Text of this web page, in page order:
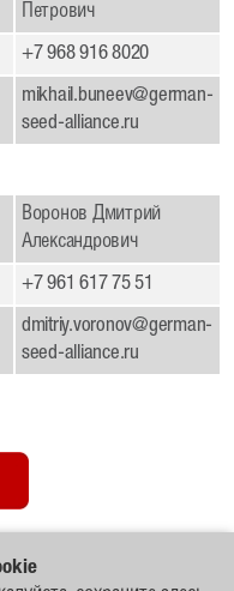
Петрович
+7 968 916 8020
mikhail.buneev@german-
seed-alliance.ru
Воронов Дмитрий
Александрович
+7 961 617 75 51
dmitriy.voronov@german-
seed-alliance.ru
рапса